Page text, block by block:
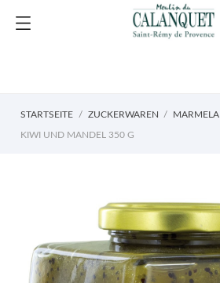
STARTSEITE ZUCKERWAREN
KIWI UND MANDEL 350 G